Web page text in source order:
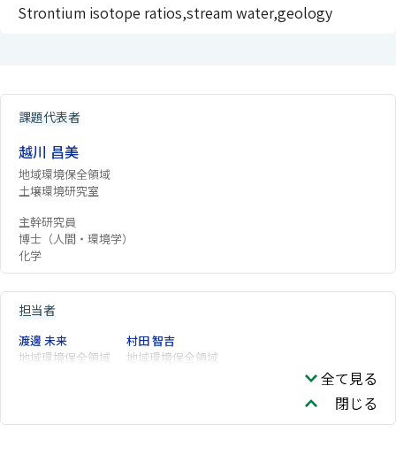
Strontium isotope ratios,stream water,geology
課題代表者
越川 昌美
地域環境保全領域
土壌環境研究室
主幹研究員
博士（人間・環境学）
化学
担当者
渡邊 未来
地域環境保全領域
村田 智吉
地域環境保全領域
全て見る
閉じる